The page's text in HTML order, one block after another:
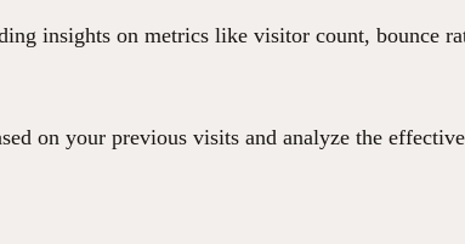
insights on metrics like visitor count, bounce
on your previous visits and analyze the